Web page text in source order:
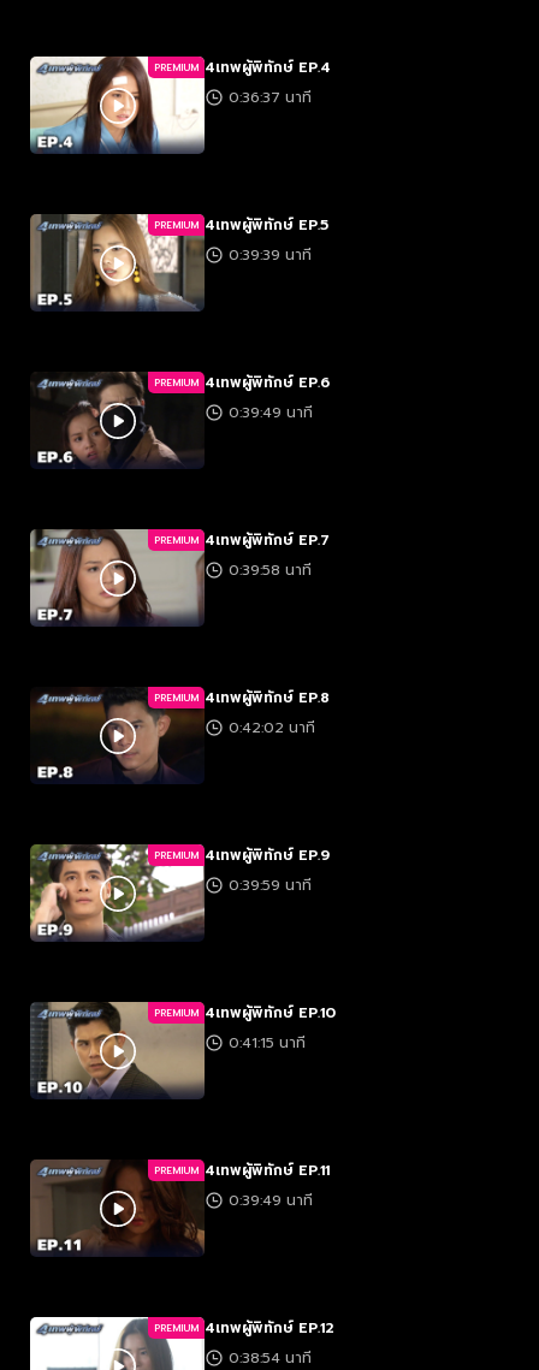
PREMIUM 4เทพผู้พิทักษ์ EP.4
0:36:37 นาที
PREMIUM 4เทพผู้พิทักษ์ EP.5
0:39:39 นาที
PREMIUM 4เทพผู้พิทักษ์ EP.6
0:39:49 นาที
PREMIUM 4เทพผู้พิทักษ์ EP.7
0:39:58 นาที
PREMIUM 4เทพผู้พิทักษ์ EP.8
0:42:02 นาที
PREMIUM 4เทพผู้พิทักษ์ EP.9
0:39:59 นาที
PREMIUM 4เทพผู้พิทักษ์ EP.10
0:41:15 นาที
PREMIUM 4เทพผู้พิทักษ์ EP.11
0:39:49 นาที
PREMIUM 4เทพผู้พิทักษ์ EP.12
0:38:54 นาที